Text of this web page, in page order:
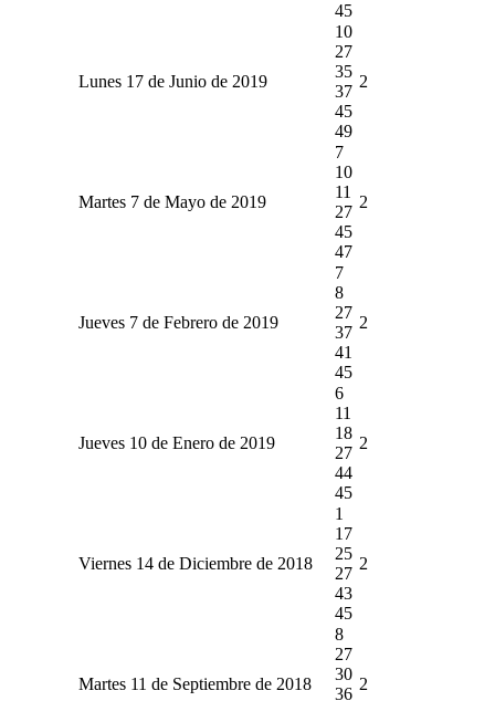
45
Lunes 17 de Junio de 2019
10
27
35
37
45
49
2
Martes 7 de Mayo de 2019
7
10
11
27
45
47
2
Jueves 7 de Febrero de 2019
7
8
27
37
41
45
2
Jueves 10 de Enero de 2019
6
11
18
27
44
45
2
Viernes 14 de Diciembre de 2018
1
17
25
27
43
45
2
Martes 11 de Septiembre de 2018
8
27
30
36
2